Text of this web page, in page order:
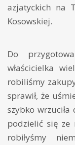
azjatyckich na
Kosowskiej.
Do
właścicielka
robiliśmy
sprawił, że
szybko
podzielić się ze
robiłyśmy